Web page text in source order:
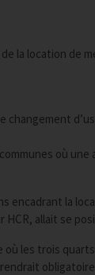
la location de
où
encadrant la
HCR, allait se
les trois